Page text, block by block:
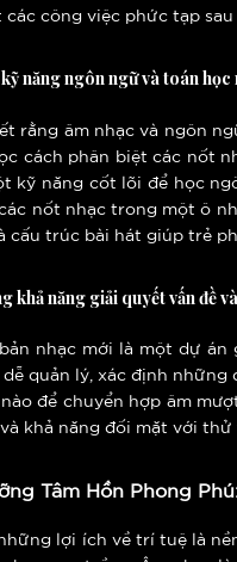
công việc phức tạp sau
năng ngôn ngữ và toán
rằng âm nhạc và ngôn
cách phân biệt các nốt
kỹ năng cốt lõi để học
nốt nhạc trong một ô
cấu trúc bài hát giúp trẻ
khả năng giải quyết vấn đề
nhạc mới là một dự
quản lý, xác định những
để chuyển hợp âm
khả năng đối mặt với
Tâm Hồn Phong
lợi ích về trí tuệ là